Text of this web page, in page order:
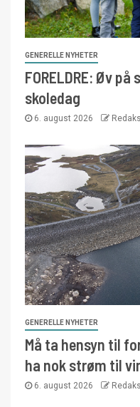
GENERELLE NYHETER
FORELDRE: Øv
skoledag
6. august 2026
GENERELLE NYHETER
Må ta hensyn til
ha nok strøm til
6. august 2026